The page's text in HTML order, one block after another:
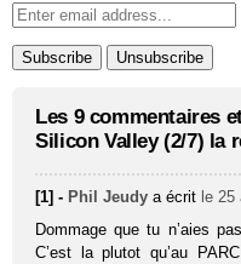
Les 9 commentaires
Silicon Valley (2/7) la
[1] - Phil Jeudy a écrit le 25
Dommage que tu n’aies
C’est la plutot qu’au